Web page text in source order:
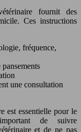
fournit des
Ces instructions
fréquence,
une consultation
est essentielle pour le
de suivre
et de ne pas